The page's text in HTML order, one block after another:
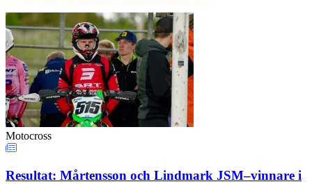
Motocross
Resultat: Mårtensson och Lindmark JSM–vinnare i